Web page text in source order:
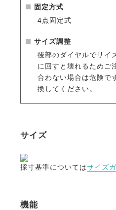
ヨーロッパの有名乗馬ブラ
手掛けてきた工場が生産に協
です。
・丈夫な専用バッグ
収納・持ち運びに便利な
用バッグが付属。
・専用の交換商品
ダイヤル部パッド＆あご紐パ
固定方式
4点固定式
サイズ調整
後部のダイヤルでサイ
に回すと壊れるためご
合わない場合は危険で
換してください。
サイズ
採寸基準についてはサイズ
機能